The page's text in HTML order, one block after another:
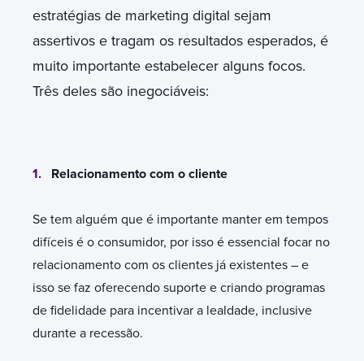
estratégias de marketing digital sejam
assertivos e tragam os resultados esperados, é
muito importante estabelecer alguns focos.
Três deles são inegociáveis:
1. Relacionamento com o cliente
Se tem alguém que é importante manter em tempos
difíceis é o consumidor, por isso é essencial focar no
relacionamento com os clientes já existentes – e
isso se faz oferecendo suporte e criando programas
de fidelidade para incentivar a lealdade, inclusive
durante a recessão.